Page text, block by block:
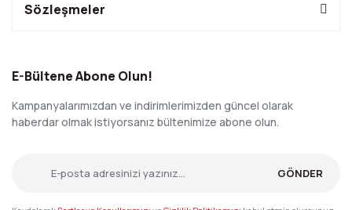
Sözleşmeler
E-Bültene Abone Olun!
Kampanyalarımızdan ve indirimlerimizden güncel olarak
haberdar olmak istiyorsanız bültenimize abone olun.
GÖNDER